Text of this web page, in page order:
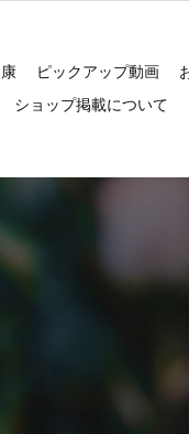
ピックアップ動画
ショップ掲載について